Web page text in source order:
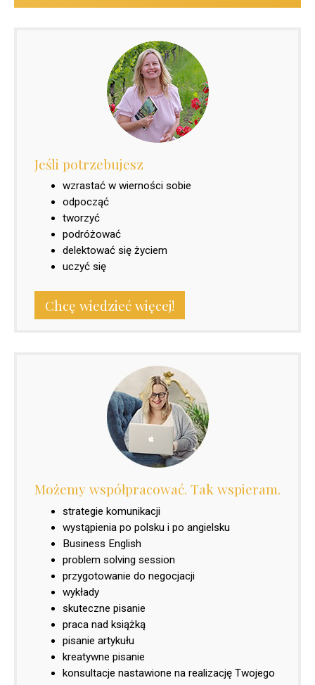
Jeśli potrzebujesz
wzrastać w wierności sobie
odpocząć
tworzyć
podróżować
delektować się życiem
uczyć się
Chcę wiedzieć więcej!
Możemy współpracować. Tak wspieram.
strategie komunikacji
wystąpienia po polsku i po angielsku
Business English
problem solving session
przygotowanie do negocjacji
wykłady
skuteczne pisanie
praca nad książką
pisanie artykułu
kreatywne pisanie
konsultacje nastawione na realizację Twojego